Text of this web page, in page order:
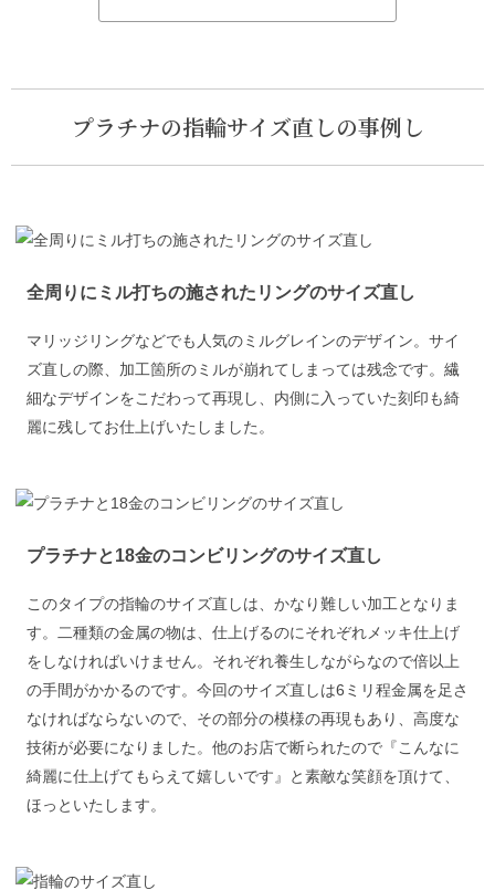
プラチナの指輪サイズ直しの事例し
全周りにミル打ちの施されたリングのサイズ直し
マリッジリングなどでも人気のミルグレインのデザイン。サイ
ズ直しの際、加工箇所のミルが崩れてしまっては残念です。繊
細なデザインをこだわって再現し、内側に入っていた刻印も綺
麗に残してお仕上げいたしました。
プラチナと18金のコンビリングのサイズ直し
このタイプの指輪のサイズ直しは、かなり難しい加工となりま
す。二種類の金属の物は、仕上げるのにそれぞれメッキ仕上げ
をしなければいけません。それぞれ養生しながらなので倍以上
の手間がかかるのです。今回のサイズ直しは6ミリ程金属を足さ
なければならないので、その部分の模様の再現もあり、高度な
技術が必要になりました。他のお店で断られたので『こんなに
綺麗に仕上げてもらえて嬉しいです』と素敵な笑顔を頂けて、
ほっといたします。